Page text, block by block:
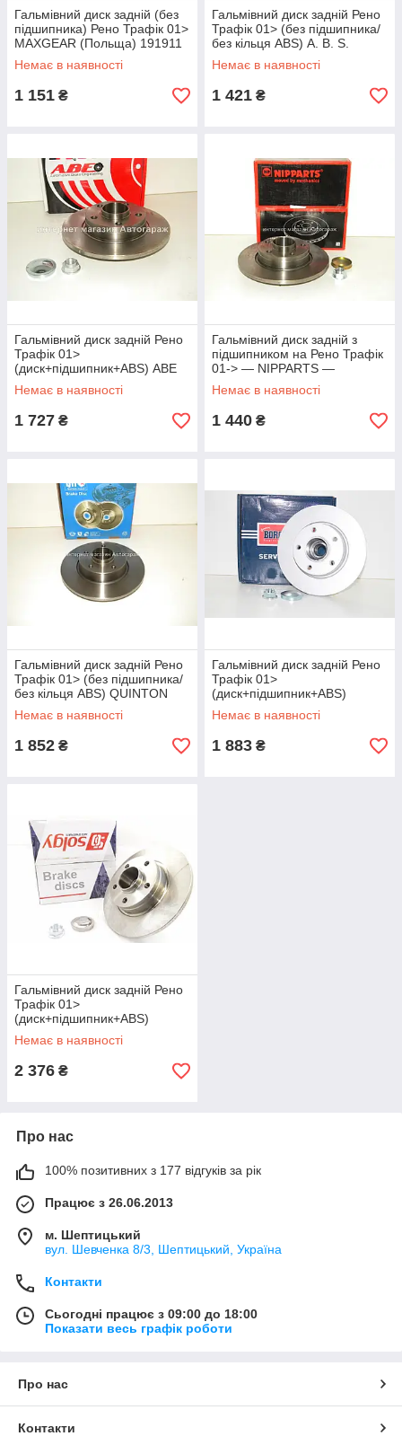
Гальмівний диск задній (без
підшипника) Рено Трафік 01>
MAXGEAR (Польща) 191911
Немає в наявності
1 151 ₴
Гальмівний диск задній Рено
Трафік 01> (без підшипника/
без кільця ABS) A. B. S.
(Нідерланді) ABS17330
Немає в наявності
1 421 ₴
Гальмівний диск задній Рено
Трафік 01>
(диск+підшипник+ABS) ABE
(Польща) C4R023ABE
Немає в наявності
1 727 ₴
Гальмівний диск задній з
підшипником на Рено Трафік
01-> — NIPPARTS —
J3311045
Немає в наявності
1 440 ₴
Гальмівний диск задній Рено
Трафік 01> (без підшипника/
без кільця ABS) QUINTON
HAZELL (Німеччина)
BDC5494
Немає в наявності
1 852 ₴
Гальмівний диск задній Рено
Трафік 01>
(диск+підшипник+ABS)
BORG&BECK
(Великобританія) BBD5813S
Немає в наявності
1 883 ₴
Гальмівний диск задній Рено
Трафік 01>
(диск+підшипник+ABS)
SOLGY (Іспанія) 208007
Немає в наявності
2 376 ₴
Про нас
100% позитивних з 177 відгуків за рік
Працює з 26.06.2013
м. Шептицький
вул. Шевченка 8/3, Шептицький, Україна
Контакти
Сьогодні працює з 09:00 до 18:00
Показати весь графік роботи
Про нас
Контакти